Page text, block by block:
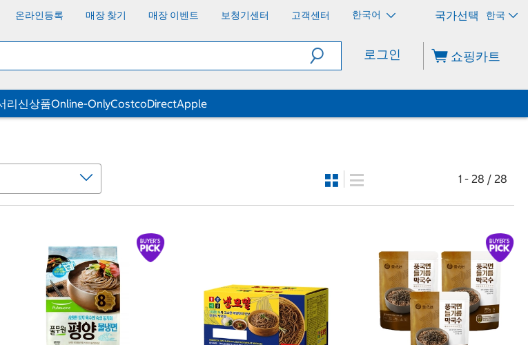
온라인등록 매장 찾기 매장 이벤트 보청기센터 고객센터 한국어 한국
로그인 쇼핑카트
리신상품Online-OnlyCostcoDirectApple
1 - 28 / 28